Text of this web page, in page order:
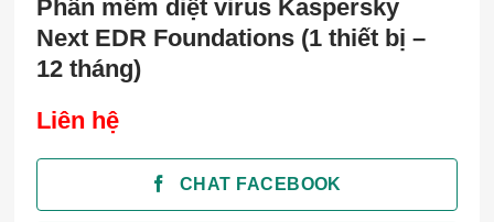
Phần mềm diệt virus Kaspersky
Next EDR Foundations (1 thiết bị –
12 tháng)
Liên hệ
CHAT FACEBOOK